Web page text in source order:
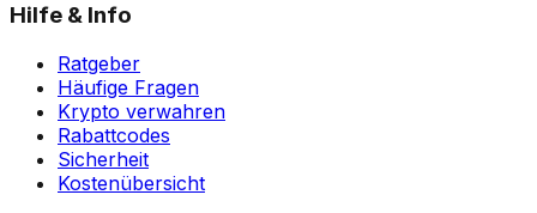
Hilfe & Info
Ratgeber
Häufige Fragen
Krypto verwahren
Rabattcodes
Sicherheit
Kostenübersicht